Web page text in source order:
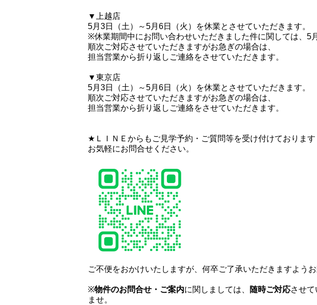
▼上越店
5月3日（土）～5月6日（火）を休業とさせていただきます。
※休業期間中にお問い合わせいただきました件に関しては、5
順次ご対応させていただきますがお急ぎの場合は、
担当営業から折り返しご連絡をさせていただきます。
▼東京店
5月3日（土）～5月6日（火）を休業とさせていただきます。
順次ご対応させていただきますがお急ぎの場合は、
担当営業から折り返しご連絡をさせていただきます。
★ＬＩＮＥからもご見学予約・ご質問等を受け付けております
お気軽にお問合せください。
ご不便をおかけいたしますが、何卒ご了承いただきますようお
※物件のお問合せ・ご案内に関しましては、 随時ご対応させ
ませ。